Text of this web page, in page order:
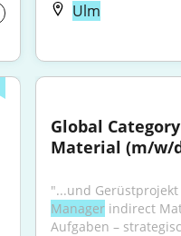
Ulm
Global Category
Material (m/w/
Manager indirect
Aufgaben –